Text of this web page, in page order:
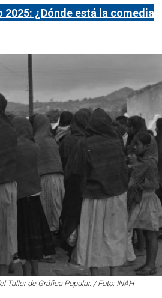
2025: ¿Dónde está la comedia
Taller de Gráfica Popular. / Foto: INAH